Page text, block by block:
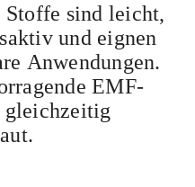
sind leicht,
und eignen
Anwendungen.
EMF-
gleichzeitig